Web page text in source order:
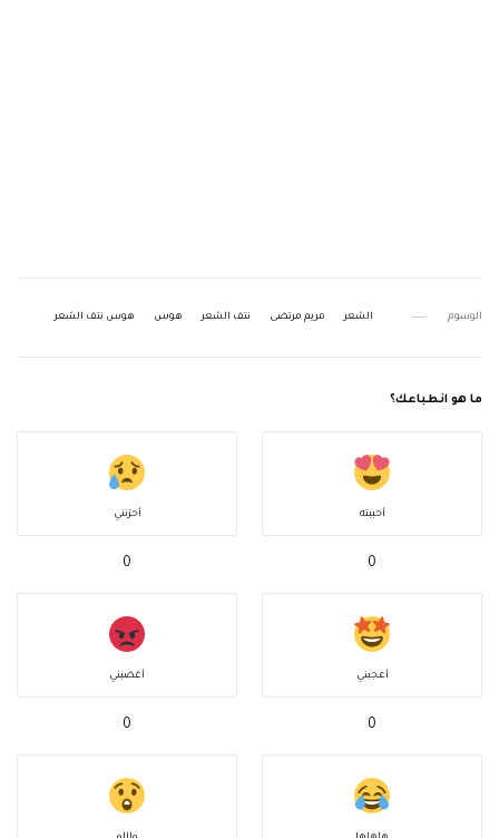
الوسوم الشعر مريم مرتضى نتف الشعر هوس هوس نتف الشعر
ما هو انطباعك؟
أحببته
0
أحزنني
0
أعجبني
0
أغضبني
0